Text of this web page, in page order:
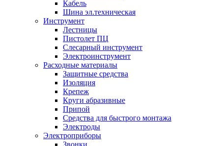
Кабель
Шина эл.техническая
Инструмент
Лестницы
Пистолет ПЦ
Слесарный инструмент
Электроинструмент
Расходные материалы
Защитные средства
Изоляция
Крепеж
Круги абразивные
Припой
Средства для быстрого монтажа
Электроды
Электроприборы
Звонки